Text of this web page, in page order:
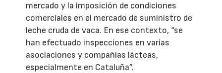
mercado y la imposición de condiciones
comerciales en el mercado de suministro de
leche cruda de vaca. En ese contexto, “se
han efectuado inspecciones en varias
asociaciones y compañías lácteas,
especialmente en Cataluña”.